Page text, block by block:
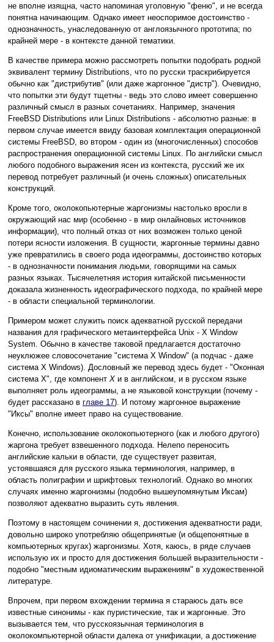
не вполне изящна, часто напоминая уголовную "феню", и не всегда
понятна начинающим. Однако имеет неоспоримое достоинство -
однозначность, унаследованную от англоязычного прототипа; по
крайней мере - в контексте данной тематики.
В качестве примера можно рассмотреть попытки подобрать родной
эквивалент термину Distributions, что по русски траскрибируется
обычно как "дистрибутив" (или даже жаргонное "дистр"). Очевидно,
что попытки эти будут тщетны - ведь это слово имеет совершенно
различный смысл в разных сочетаниях. Например, значения
FreeBSD Distributions или Linux Distributions - абсолютно разные: в
первом случае имеется ввиду базовая комплектация операционной
системы FreeBSD, во втором - один из (многочисленных) способов
распространения операционной системы Linux. По английски смысл
любого подобного выражения ясен из контекста, русский же их
перевод потребует различный (и очень сложных) описательных
конструкций.
Кроме того, околокопьютерные жаргонизмы настолько вросли в
окружающий нас мир (особенно - в мир онлайновых источников
информации), что полный отказ от них возможен только ценой
потери ясности изложения. В сущности, жаргонные термины давно
уже превратились в своего рода идеограммы, достоинство которых
- в однозначности понимания людьми, говорящими на самых
разных языках. Тысячелетняя история китайской письменности
доказала жизненность идеографического подхода, по крайней мере
- в области специальной терминологии.
Примером может служить поиск адекватной русской передачи
названия для графического метаинтерфейса Unix - X Window
System. Обычно в качестве таковой предлагается достаточно
неуклюжее словосочетание "система X Window" (а подчас - даже
система X Windows). Дословный же перевод здесь будет - "Оконная
система X", где компонент X и в английском, и в русском языке
выполняет роль идеограммы, а не языковой конструкции (почему -
будет рассказано в главе 17). И потому жаргонное выражение
"Иксы" вполне имеет право на существование.
Конечно, использование околокопьютерного (как и любого другого)
жаргона требует взвешенного подхода. Нелепо переносить
английские кальки в области, где существует развитая,
устоявшаяся для русского языка терминология, например, в
область полиграфии и шрифтовых технологий. Однако во многих
случаях именно жаргонизмы (подобно вышеупомянутым Иксам)
позволяют адекватно выразить суть явления.
Поэтому в настоящем сочинении я, достижения адекватности ради,
довольно широко употребляю общепринятые (и общепонятные в
компьютерных кругах) жаргонизмы. Хотя, каюсь, в ряде случаев
использую их и просто для достижения большей выразительности -
подобно "местным идиоматическим выражениям" в художественной
литературе.
Впрочем, при первом вхождении термина я стараюсь дать все
известные синонимы - как пуристические, так и жаргонные. Это
вызывается тем, что русскоязычная терминология в
околокомпьютерной области далека от унификации, а достижение